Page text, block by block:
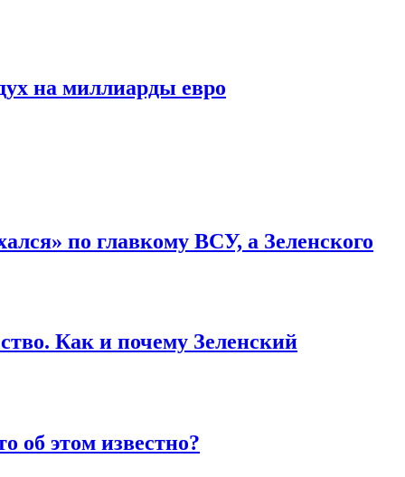
на миллиарды евро
по главкому ВСУ, а Зеленского
Как и почему Зеленский
об этом известно?